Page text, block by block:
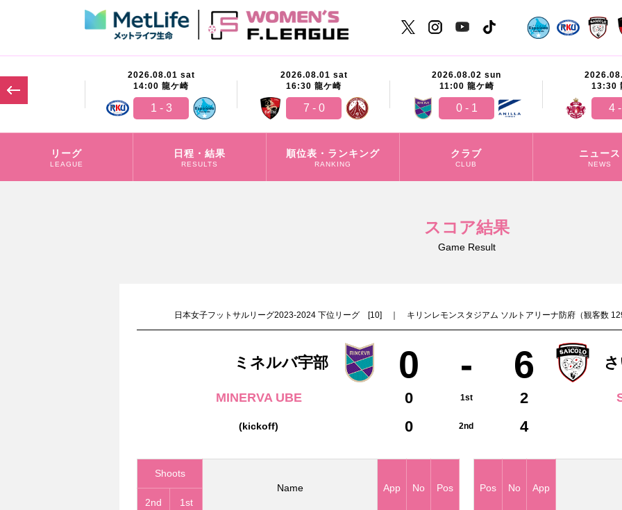
sun
茅ヶ崎
- 5
2026.08.01 sat
14:00 龍ケ崎
1 - 3
2026.08.01 sat
16:30 龍ケ崎
7 - 0
2026.08.02 sun
11:00 龍ケ崎
0 - 1
13:30
4
リーグ
LEAGUE
日程・結果
RESULTS
順位表・ランキング
RANKING
クラブ
CLUB
ニュース
NEWS
スコア結果
Game Result
日本女子フットサルリーグ2023-2024 下位リーグ [10] ｜ キリンレモンスタジアム ソルトアリーナ防府（観客
ミネルバ宇部 0 - 6
MINERVA UBE 0 1st 2
(kickoff) 0 2nd 4
Shoots
Name
App No
Pos
2nd
1st
Pos No App